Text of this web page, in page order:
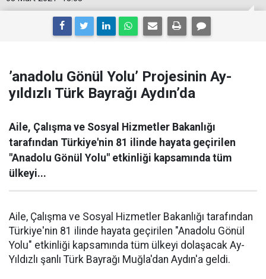
’anadolu Gönül Yolu’ Projesinin Ay-
yıldızlı Türk Bayrağı Aydın’da
Aile, Çalışma ve Sosyal Hizmetler Bakanlığı
tarafından Türkiye'nin 81 ilinde hayata geçirilen
"Anadolu Gönül Yolu" etkinliği kapsamında tüm
ülkeyi...
Aile, Çalışma ve Sosyal Hizmetler Bakanlığı tarafından
Türkiye'nin 81 ilinde hayata geçirilen "Anadolu Gönül
Yolu" etkinliği kapsamında tüm ülkeyi dolaşacak Ay-
Yıldızlı şanlı Türk Bayrağı Muğla'dan Aydın'a geldi.